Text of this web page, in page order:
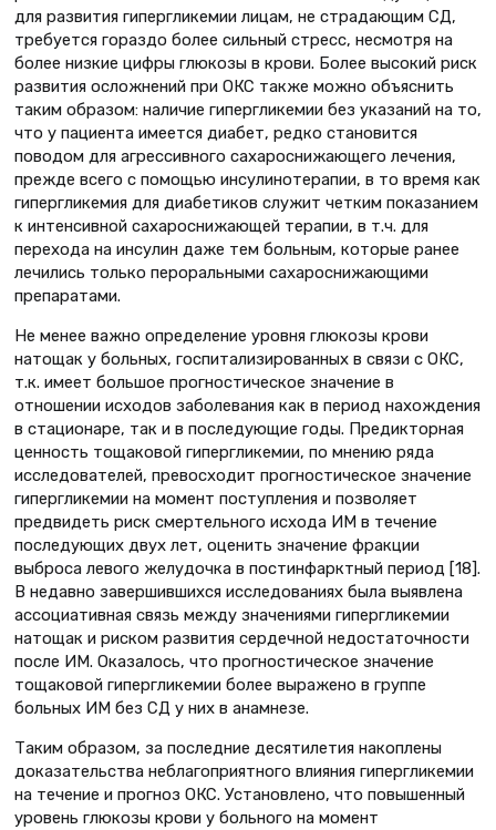
для развития гипергликемии лицам, не страдающим СД,
требуется гораздо более сильный стресс, несмотря на
более низкие цифры глюкозы в крови. Более высокий риск
развития осложнений при ОКС также можно объяснить
таким образом: наличие гипергликемии без указаний на то,
что у пациента имеется диабет, редко становится
поводом для агрессивного сахароснижающего лечения,
прежде всего с помощью инсулинотерапии, в то время как
гипергликемия для диабетиков служит четким показанием
к интенсивной сахароснижающей терапии, в т.ч. для
перехода на инсулин даже тем больным, которые ранее
лечились только пероральными сахароснижающими
препаратами.
Не менее важно определение уровня глюкозы крови
натощак у больных, госпитализированных в связи с ОКС,
т.к. имеет большое прогностическое значение в
отношении исходов заболевания как в период нахождения
в стационаре, так и в последующие годы. Предикторная
ценность тощаковой гипергликемии, по мнению ряда
исследователей, превосходит прогностическое значение
гипергликемии на момент поступления и позволяет
предвидеть риск смертельного исхода ИМ в течение
последующих двух лет, оценить значение фракции
выброса левого желудочка в постинфарктный период [18].
В недавно завершившихся исследованиях была выявлена
ассоциативная связь между значениями гипергликемии
натощак и риском развития сердечной недостаточности
после ИМ. Оказалось, что прогностическое значение
тощаковой гипергликемии более выражено в группе
больных ИМ без СД у них в анамнезе.
Таким образом, за последние десятилетия накоплены
доказательства неблагоприятного влияния гипергликемии
на течение и прогноз ОКС. Установлено, что повышенный
уровень глюкозы крови у больного на момент